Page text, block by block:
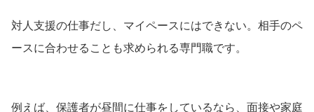
対人支援の仕事だし、マイペースにはできない。相手のペ
ースに合わせることも求められる専門職です。
例えば、保護者が昼間に仕事をしているなら、面接や家庭